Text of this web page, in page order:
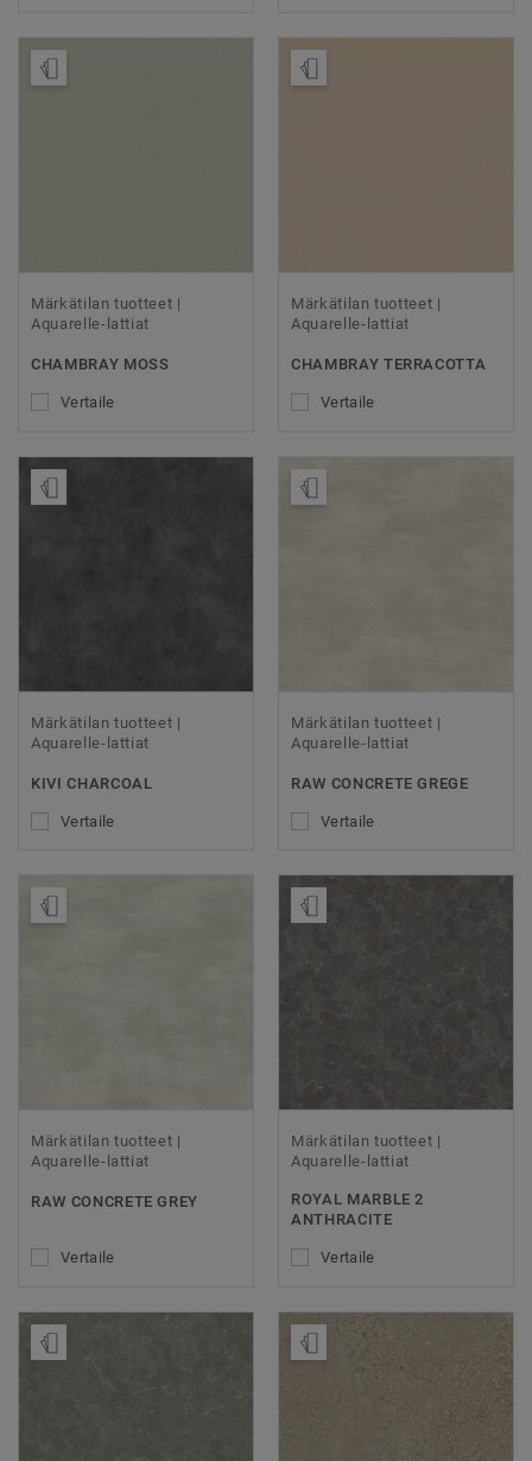
Märkätilan tuotteet |
Aquarelle-lattiat
CHAMBRAY MOSS
Vertaile
Märkätilan tuotteet |
Aquarelle-lattiat
CHAMBRAY TERRACOTTA
Vertaile
Märkätilan tuotteet |
Aquarelle-lattiat
KIVI CHARCOAL
Vertaile
Märkätilan tuotteet |
Aquarelle-lattiat
RAW CONCRETE GREGE
Vertaile
Märkätilan tuotteet |
Aquarelle-lattiat
RAW CONCRETE GREY
Vertaile
Tilaa malli
Märkätilan tuotteet |
Aquarelle-lattiat
ROYAL MARBLE 2
ANTHRACITE
Vertaile
Tilaa malli